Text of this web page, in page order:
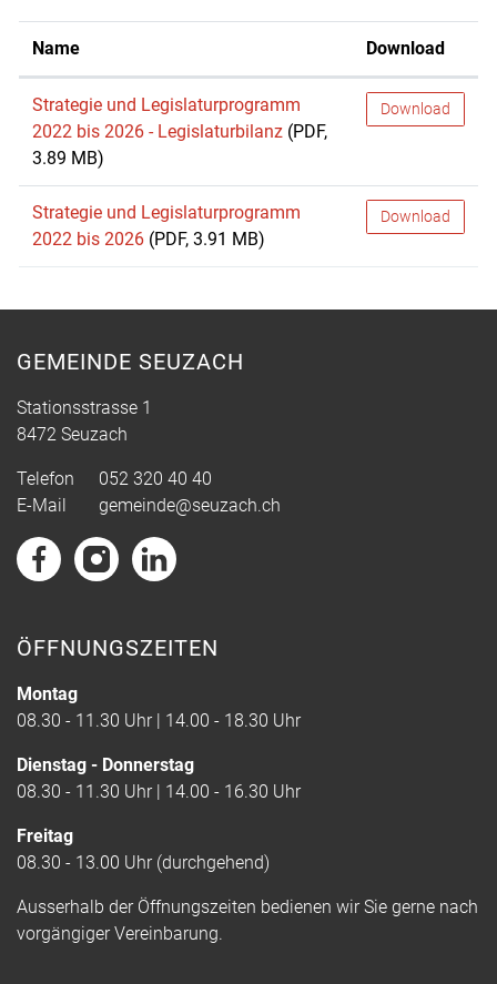
Name Download
Strategie und Legislaturprogramm
2022 bis 2026 - Legislaturbilanz (PDF,
3.89 MB)
Download
Strategie und Legislaturprogramm
2022 bis 2026 (PDF, 3.91 MB)
Download
GEMEINDE SEUZACH
Stationsstrasse 1
8472 Seuzach
Telefon
052 320 40 40
E-Mail
gemeinde@seuzach.ch
ÖFFNUNGSZEITEN
Montag
08.30 - 11.30 Uhr | 14.00 - 18.30 Uhr
Dienstag - Donnerstag
08.30 - 11.30 Uhr | 14.00 - 16.30 Uhr
Freitag
08.30 - 13.00 Uhr (durchgehend)
Ausserhalb der Öffnungszeiten bedienen wir Sie gerne nach
vorgängiger Vereinbarung.